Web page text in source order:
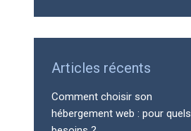
Articles récents
Comment choisir son
hébergement web : pour quels